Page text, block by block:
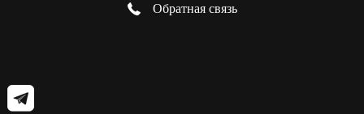
Обратная связь